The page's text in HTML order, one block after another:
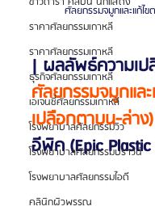
ราคาศัลยกรรมเกาหลี
ราคาศัลยกรรมเกาหลี
ธุรกิจศัลยกรรมเกาหลี
เอเจนซี่ศัลยกรรมเกาหลี
โรงพยาบาลศัลยกรรมวิว
โรงพยาบาลศัลยกรรมบราวน์
โรงพยาบาลศัลยกรรมไอดี
คลินิกผิวพรรณ
ศัลยกรรมจมูกและแก้ไ
| ผลลัพธ์ความเป
ศัลยกรรมจมูกแล
เปลือกตาบน-ล่าง)
อีพิค (Epic